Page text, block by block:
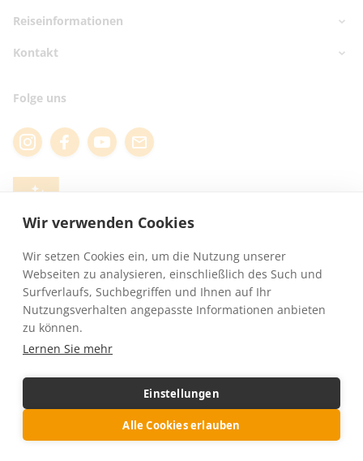
Wir verwenden Cookies
Wir setzen Cookies ein, um die Nutzung unserer
Webseiten zu analysieren, einschließlich des Such und
Surfverlaufs, Suchbegriffen und Ihnen auf Ihr
Nutzungsverhalten angepasste Informationen anbieten
zu können.
Lernen Sie mehr
Einstellungen
Alle Cookies erlauben
Kanaren
Balearen
✅ Marktführer seit 2006
✅ 25.000 Reisende
✅ Hilfsmittel buchbar
Reiseinformationen
Reisekatalog bestellen
Reisehinweise
Fragen & Antworten
Kontakt
Telefontermin buchen
Online Kataloge
Für Reisebüros
Presse
Folge uns
RUNA REISEN GmbH · Woerdener Str. 5a · 33803 Steinhagen · info@runa-
· Reisen mit Rollstuhl weltweit
AGB - Allgemeine Reisebedingungen Datenschutz